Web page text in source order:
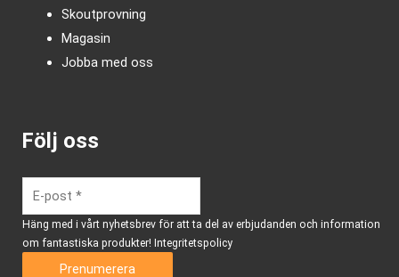
Skoutprovning
Magasin
Jobba med oss
Följ oss
Häng med i vårt nyhetsbrev för att ta del av erbjudanden och information
om fantastiska produkter! Integritetspolicy